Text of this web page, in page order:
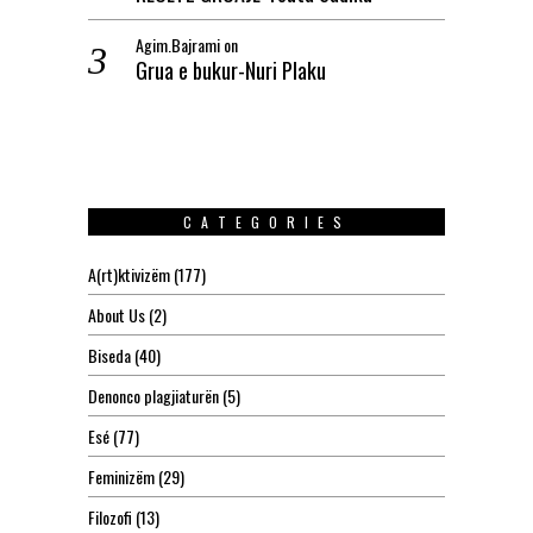
Agim.Bajramion
Grua e bukur-Nuri Plaku
CATEGORIES
A(rt)ktivizëm(177)
About Us(2)
Biseda(40)
Denonco plagjiaturën(5)
Esé(77)
Feminizëm(29)
Filozofi (13)